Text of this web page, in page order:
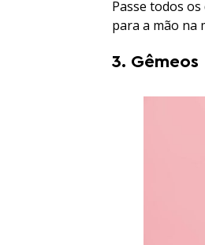
Passe todos
para a mão na
3. Gêmeos